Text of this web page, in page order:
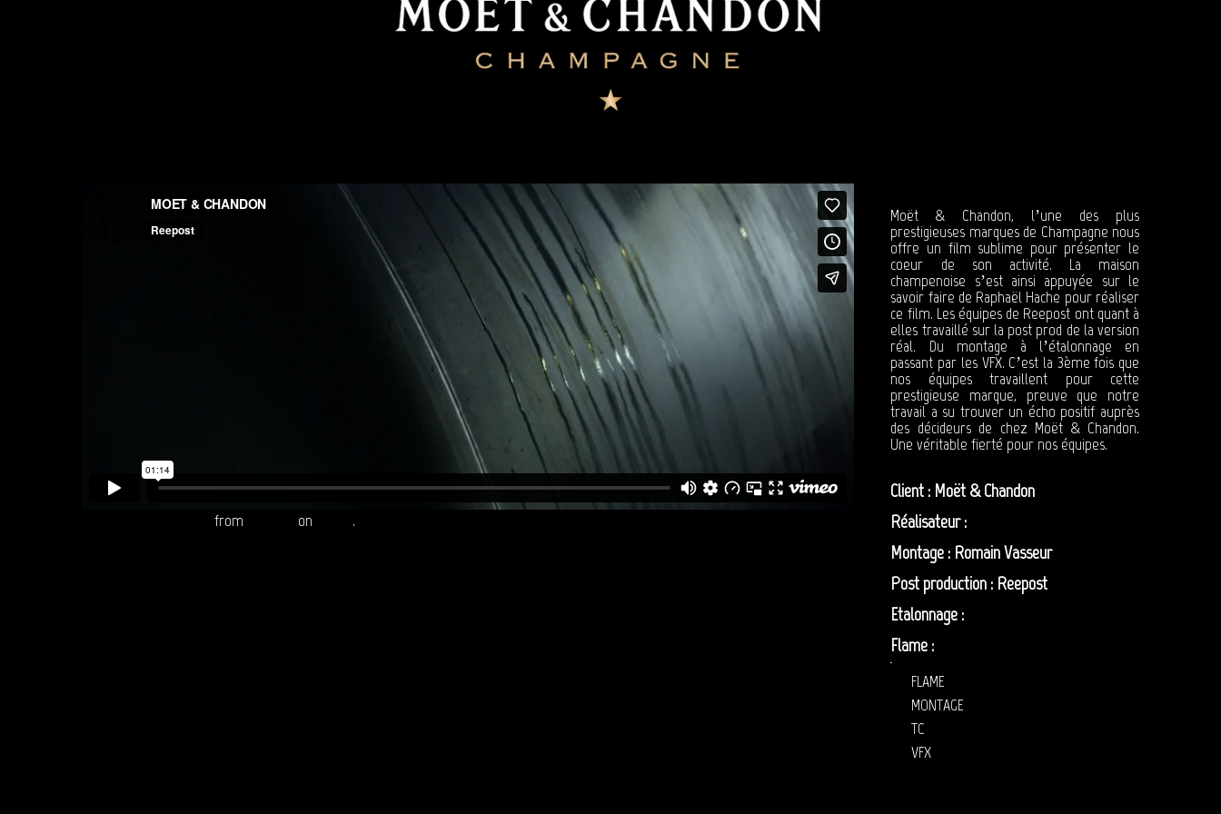
from on .
Moët & Chandon, l’une des plus
prestigieuses marques de Champagne nous
offre un film sublime pour présenter le
coeur de son activité. La maison
champenoise s’est ainsi appuyée sur le
savoir faire de Raphaël Hache pour réaliser
ce film. Les équipes de Reepost ont quant à
elles travaillé sur la post prod de la version
réal. Du montage à l’étalonnage en
passant par les VFX. C’est la 3ème fois que
nos équipes travaillent pour cette
prestigieuse marque, preuve que notre
travail a su trouver un écho positif auprès
des décideurs de chez Moët & Chandon.
Une véritable fierté pour nos équipes.
Client : Moët & Chandon
Réalisateur :
Montage : Romain Vasseur
Post production : Reepost
Etalonnage :
Flame :
FLAME
MONTAGE
TC
VFX